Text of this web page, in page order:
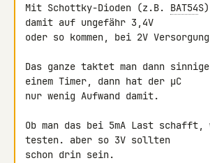
Mit Schottky-Dioden (z.B. BAT54
damit auf ungefähr 3,4V
oder so kommen, bei 2V
Das ganze taktet man dann
einem Timer, dann hat der µC
nur wenig Aufwand damit.
Ob man das bei 5mA Last schafft,
testen. aber so 3V sollten
schon drin sein.